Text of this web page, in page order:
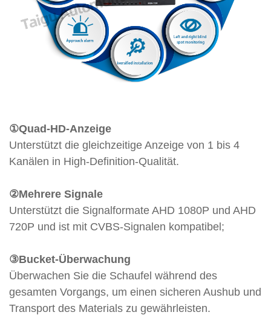
①Quad-HD-Anzeige
Unterstützt die gleichzeitige Anzeige von 1 bis 4
Kanälen in High-Definition-Qualität.
②Mehrere Signale
Unterstützt die Signalformate AHD 1080P und AHD
720P und ist mit CVBS-Signalen kompatibel;
③Bucket-Überwachung
Überwachen Sie die Schaufel während des
gesamten Vorgangs, um einen sicheren Aushub und
Transport des Materials zu gewährleisten.